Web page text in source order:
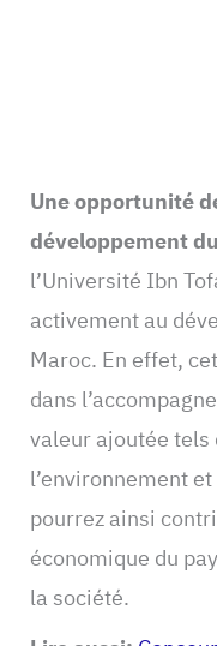
Une opportunité
développement
l’Université Ibn
activement au
Maroc. En effet,
dans
valeur ajoutée tels
l’environnement et
pourrez ainsi
économique du
la société.